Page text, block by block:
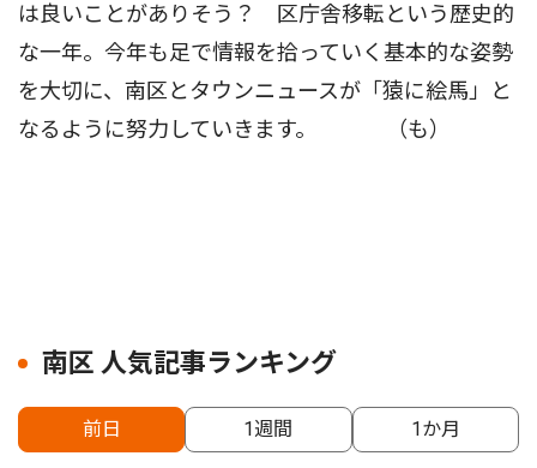
は良いことがありそう？ 区庁舎移転という歴史的
な一年。今年も足で情報を拾っていく基本的な姿勢
を大切に、南区とタウンニュースが「猿に絵馬」と
なるように努力していきます。 （も）
南区 人気記事ランキング
前日 1週間 1か月